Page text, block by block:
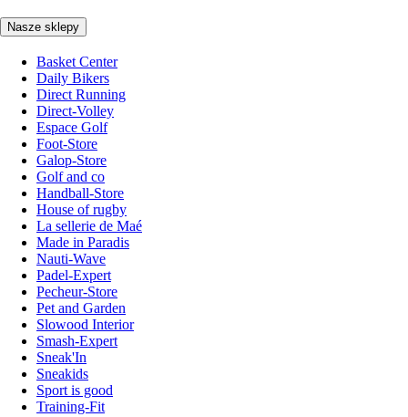
Nasze sklepy
Basket Center
Daily Bikers
Direct Running
Direct-Volley
Espace Golf
Foot-Store
Galop-Store
Golf and co
Handball-Store
House of rugby
La sellerie de Maé
Made in Paradis
Nauti-Wave
Padel-Expert
Pecheur-Store
Pet and Garden
Slowood Interior
Smash-Expert
Sneak'In
Sneakids
Sport is good
Training-Fit